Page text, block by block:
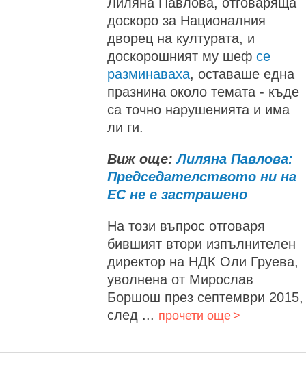
доскоро за Националния
дворец на културата, и
доскорошният му шеф се
разминаваха, оставаше една
празнина около темата - къде
са точно нарушенията и има
ли ги.
Виж още:Лиляна Павлова:
Председателството ни на
ЕС не е застрашено
На този въпрос отговаря
бившият втори изпълнителен
директор на НДК Оли Груева,
уволнена от Мирослав
Боршош през септември 2015,
след ... прочети още